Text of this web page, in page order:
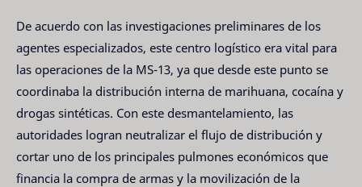
De acuerdo con las investigaciones preliminares de los
agentes especializados, este centro logístico era vital para
las operaciones de la MS-13, ya que desde este punto se
coordinaba la distribución interna de marihuana, cocaína y
drogas sintéticas. Con este desmantelamiento, las
autoridades logran neutralizar el flujo de distribución y
cortar uno de los principales pulmones económicos que
financia la compra de armas y la movilización de la